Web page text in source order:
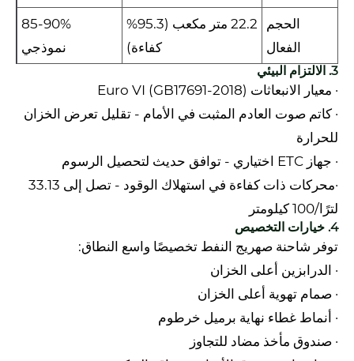
الحجم
الفعال
22.2 متر مكعب (95.3%
كفاءة)
85-90%
نموذجي
3. الالتزام البيئي
· معيار الانبعاثات Euro VI (GB17691-2018)
· كاتم صوت العادم المثبت في الأمام - تقليل تعرض الخزان
للحرارة
· جهاز ETC اختياري - توافق حديث لتحصيل الرسوم
·محركات ذات كفاءة في استهلاك الوقود - تصل إلى 33.13
لترًا/100 كيلومتر
4. خيارات التخصيص
توفر شاحنة صهريج النفط تخصيصًا واسع النطاق:
· الدرابزين أعلى الخزان
· صمام تهوية أعلى الخزان
· أنماط غطاء نهاية برميل خرطوم
· صندوق مأخذ مضاد للتجاوز